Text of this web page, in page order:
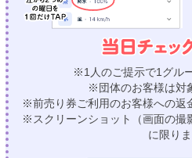
※1人のご提示で1グル
※団体のお客様は対
※前売り券ご利用のお客様への返
※スクリーンショット（画面の撮
に限り